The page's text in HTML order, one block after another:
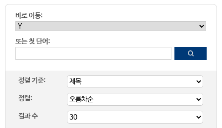
바로 이동:
또는 첫 단어:
정렬 기준:
정렬:
결과 수